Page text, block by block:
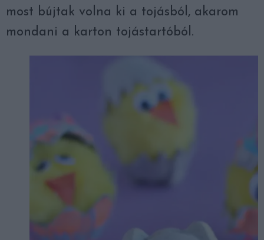
most bújtak volna ki a tojásból, akarom
mondani a karton tojástartóból.